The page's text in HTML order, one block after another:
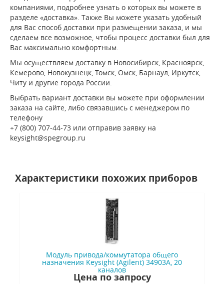
компаниями, подробнее узнать о которых вы можете в
разделе «доставка». Также Вы можете указать удобный
для Вас способ доставки при размещении заказа, и мы
сделаем все возможное, чтобы процесс доставки был для
Вас максимально комфортным.
Мы осуществляем доставку в Новосибирск, Красноярск,
Кемерово, Новокузнецк, Томск, Омск, Барнаул, Иркутск,
Читу и другие города России.
Выбрать вариант доставки вы можете при оформлении
заказа на сайте, либо связавшись с менеджером по
телефону
+7 (800) 707-44-73 или отправив заявку на
keysight@spegroup.ru
Характеристики похожих приборов
Модуль привода/коммутатора общего
назначения Keysight (Agilent) 34903A, 20
каналов
Цена по запросу